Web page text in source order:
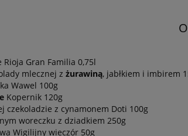
Rioja Gran Familia 0,75l
mlecznej z żurawiną, jabłkiem i imbirem
Wawel 100g
Kopernik 120g
czekoladzie z cynamonem Doti 100g
woreczku z dziadkiem 250g
Wigilijny wieczór 50g